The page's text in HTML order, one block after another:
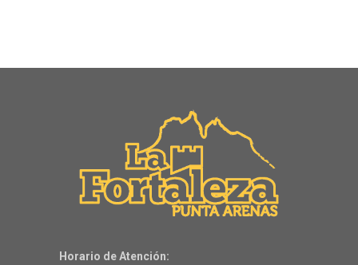
Horario de Atención: